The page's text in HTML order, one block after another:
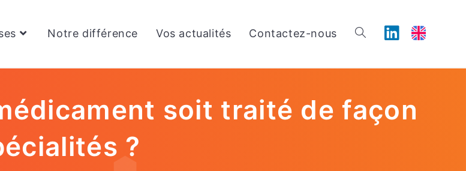
Notre différence Vos actualités Contactez-nous
soit traité de façon
?